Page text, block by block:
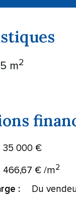
m2
35 000 €
466,67 € /m2
: Du